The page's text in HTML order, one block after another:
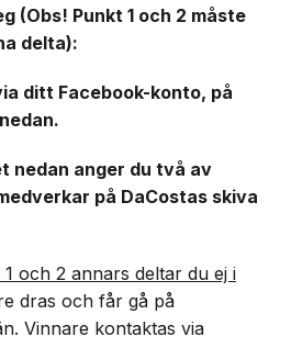
(Obs! Punkt 1 och 2 måste
delta):
ditt Facebook-konto, på
nedan anger du två av
på DaCostas skiva
och 2 annars deltar du ej i
dras och får gå på
Vinnare kontaktas via